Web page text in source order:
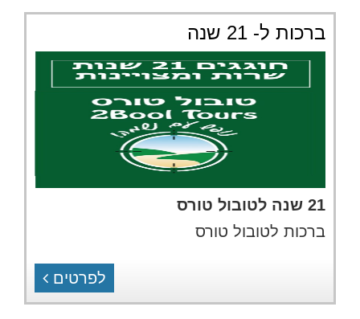
ברכות ל- 21 שנה
21 שנה לטובול טורס
ברכות לטובול טורס
לפרטים